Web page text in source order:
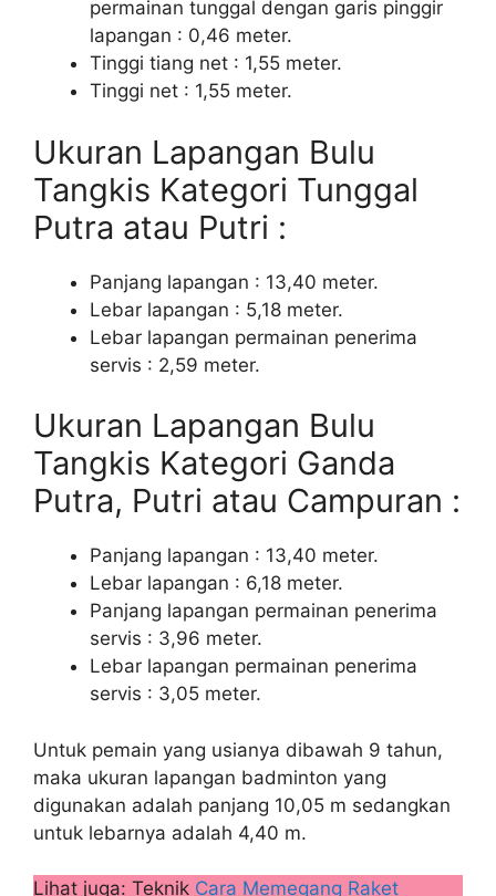
permainan tunggal dengan garis pinggir
lapangan : 0,46 meter.
Tinggi tiang net : 1,55 meter.
Tinggi net : 1,55 meter.
Ukuran Lapangan Bulu
Tangkis Kategori Tunggal
Putra atau Putri :
Panjang lapangan : 13,40 meter.
Lebar lapangan : 5,18 meter.
Lebar lapangan permainan penerima
servis : 2,59 meter.
Ukuran Lapangan Bulu
Tangkis Kategori Ganda
Putra, Putri atau Campuran :
Panjang lapangan : 13,40 meter.
Lebar lapangan : 6,18 meter.
Panjang lapangan permainan penerima
servis : 3,96 meter.
Lebar lapangan permainan penerima
servis : 3,05 meter.
Untuk pemain yang usianya dibawah 9 tahun,
maka ukuran lapangan badminton yang
digunakan adalah panjang 10,05 m sedangkan
untuk lebarnya adalah 4,40 m.
Lihat juga: Teknik Cara Memegang Raket